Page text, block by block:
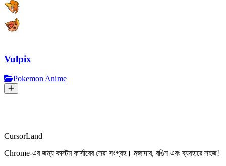
Vulpix
Pokemon Anime
CursorLand
Chrome-এর জন্য কাস্টম কার্সারের সেরা সংগ্রহ। মজাদার, রঙিন এবং ব্যবহারে সহজ!